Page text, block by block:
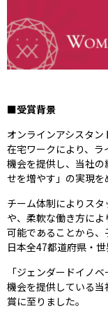
■受賞背景
オンラインアシスタ
在宅ワークにより、
機会を提供し、当社
せを増やす」の実現を
チーム体制によりス
や、柔軟な働き方に
可能であることから、
日本全47都道府県・
「ジェンダードイノ
機会を提供している
賞に至りました。